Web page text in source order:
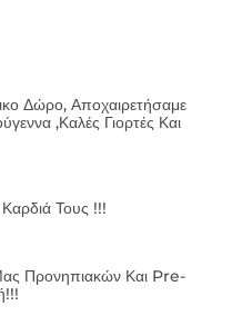
Δώρο, Αποχαιρετήσαμε
,καλές Γιορτές Και
Τους !!!
Προνηπιακών Και Pre-